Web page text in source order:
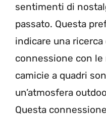
sentimenti di
passato. Questa
indicare una
connessione con
camicie a quadri
un’atmosfera
Questa